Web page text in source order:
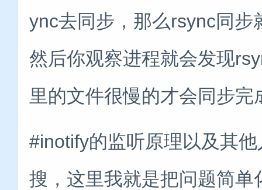
ync去同步，那么rsync同
然后你观察进程就会发现
里的文件很慢的才会同步完
#inotify的监听原理以及其
搜，这里我就是把问题简